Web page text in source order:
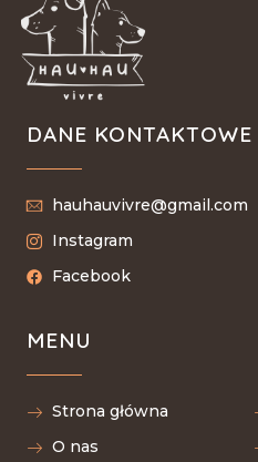
DANE KONTAKTOWE
hauhauvivre@gmail.com
Instagram
Facebook
MENU
Strona główna
O nas